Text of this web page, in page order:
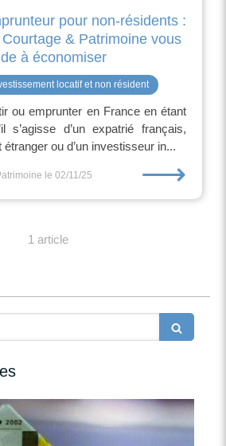
pour non-résidents :
& Patrimoine vous
à économiser
locatif et non résident
ou emprunter en France en étant
s’agisse d’un expatrié français,
étranger ou d’un investisseur in...
le 02/11/25 ⟶
1 article